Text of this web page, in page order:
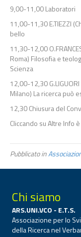
9,00-11,00 Laboratori
11,00-11,30 E.TIEZZI
bello
11,30-12,00
Roma) Filosofia e
Scienza
12,00-12,30
Milano) La ricerca può
12,30 Chiusura del
Cliccando su Altre Info
Pubblicato in
Chi siamo
ARS.UNI.VCO - E.T.S.
Associazione per lo
della Ricerca nel